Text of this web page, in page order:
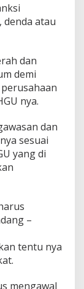
atau
dan
demi
nya.
dan
sesuai
yang di
–
tentu nya
mengawal